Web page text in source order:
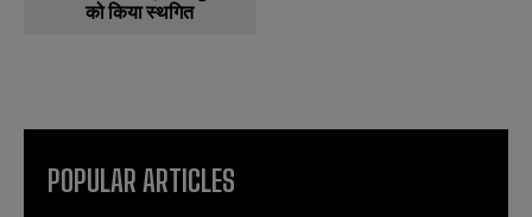
को किया स्थगित
POPULAR ARTICLES